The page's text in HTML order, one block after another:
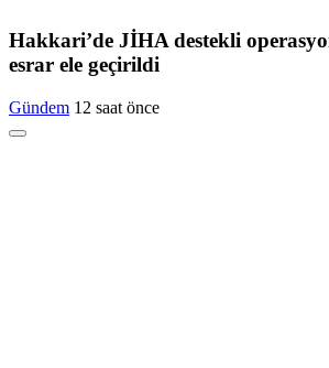
Hakkari’de JİHA destekli
esrar ele geçirildi
Gündem 12 saat önce